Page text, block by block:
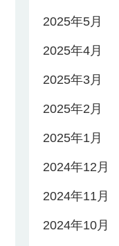
2025年5月
2025年4月
2025年3月
2025年2月
2025年1月
2024年12月
2024年11月
2024年10月